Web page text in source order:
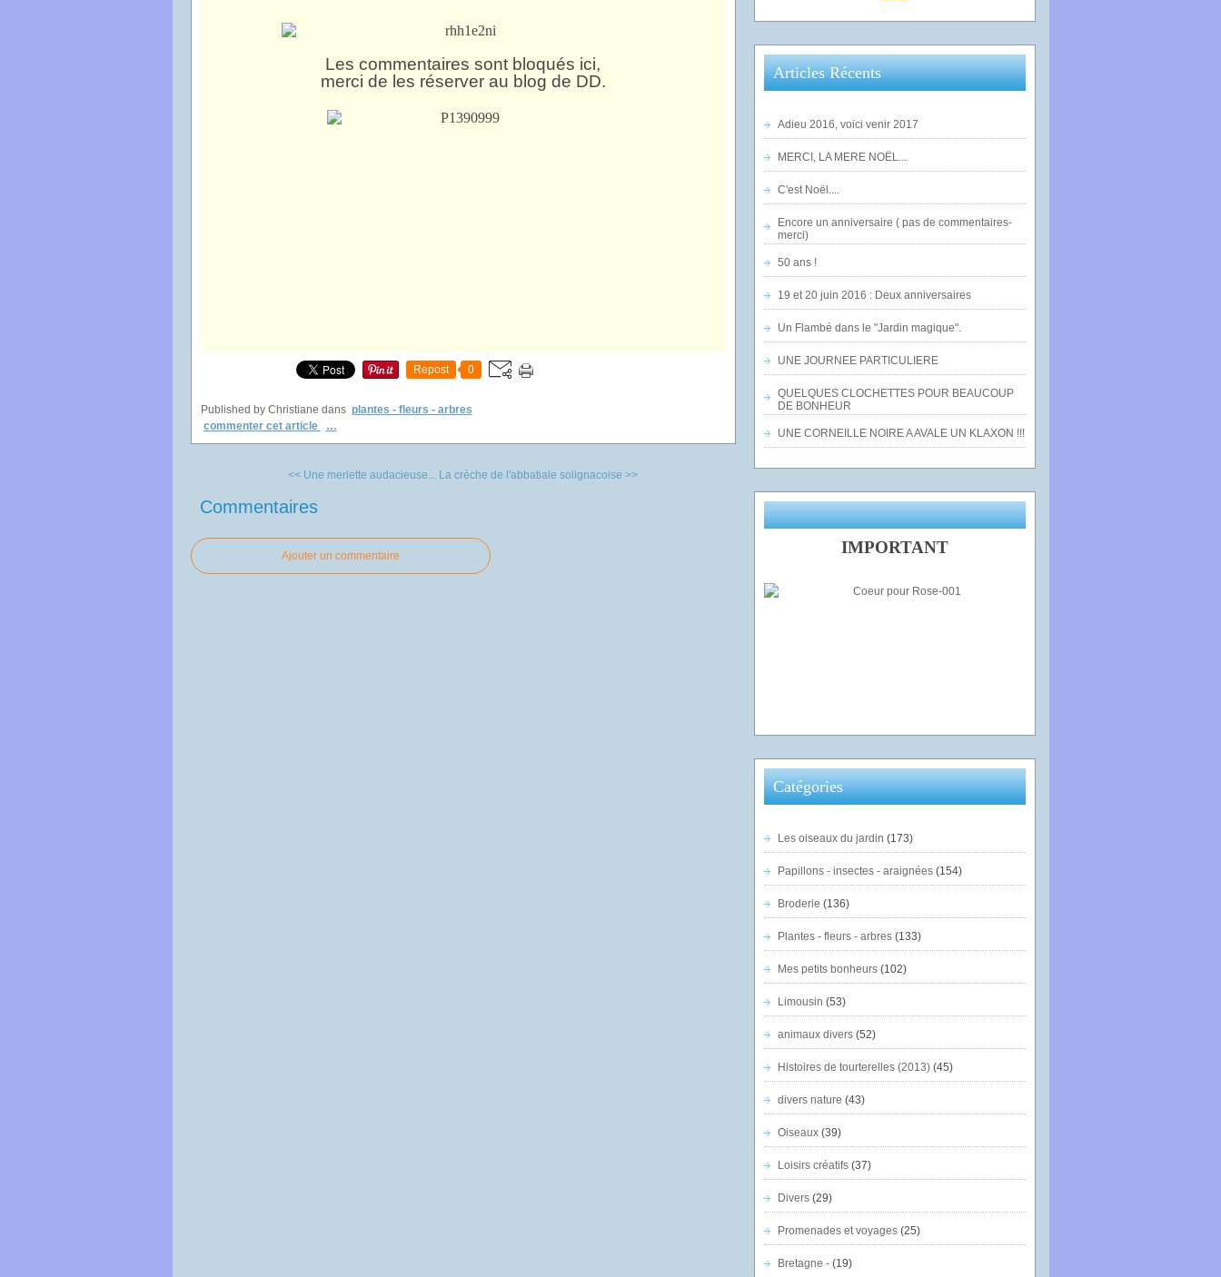
Les commentaires sont bloqués ici,
merci de les réserver au blog de DD.
Repost 0
Published by Christiane dans plantes - fleurs - arbres
commenter cet article
…
<< Une merlette audacieuse... La crèche de l'abbatiale solignacoise >>
Commentaires
Ajouter un commentaire
Articles Récents
Adieu 2016, voici venir 2017
MERCI, LA MERE NOËL...
C'est Noël....
Encore un anniversaire ( pas de commentaires-
merci)
50 ans !
19 et 20 juin 2016 : Deux anniversaires
Un Flambé dans le "Jardin magique".
UNE JOURNEE PARTICULIERE
QUELQUES CLOCHETTES POUR BEAUCOUP
DE BONHEUR
UNE CORNEILLE NOIRE A AVALE UN KLAXON !!!
IMPORTANT
Catégories
Les oiseaux du jardin (173)
Papillons - insectes - araignées(154)
Broderie (136)
Plantes - fleurs - arbres(133)
Mes petits bonheurs(102)
Limousin (53)
animaux divers(52)
Histoires de tourterelles (2013)(45)
divers nature (43)
Oiseaux(39)
Loisirs créatifs(37)
Divers(29)
Promenades et voyages(25)
Bretagne -(19)